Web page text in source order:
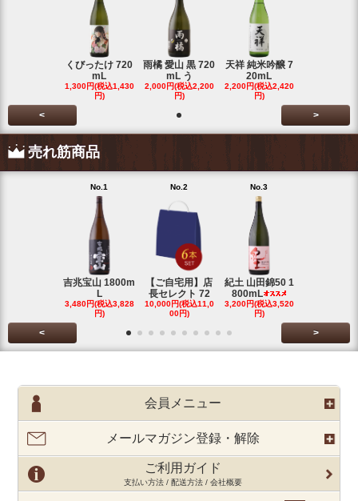
くびったけ 720
mL
1,300円(税込1,430
円)
雨橘 愛山 黒 720
mL う
2,000円(税込2,200
円)
天祥 純米吟醸 7
20mL
2,200円(税込2,420
円)
< >
売れ筋商品
No.1
吉兆宝山 1800m
L
3,480円(税込3,828
円)
No.2
【ご自宅用】店
長セレクト 72
10,000円(税込11,0
00円)
No.3
紀土 山田錦50 1
800mL
3,200円(税込3,520
円)
< >
会員メニュー
メールマガジン登録・解除
ご利用ガイド
支払い方法 / 配送方法 / 会社概要